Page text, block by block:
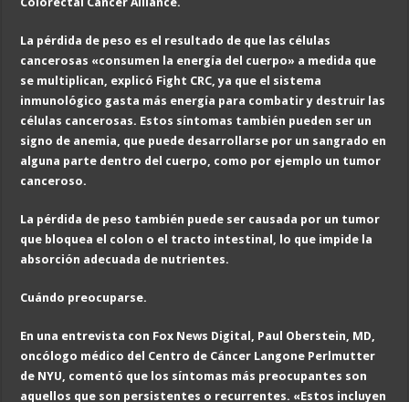
La pérdida de peso es el resultado de que las células
cancerosas «consumen la energía del cuerpo» a medida que
se multiplican, explicó Fight CRC, ya que el sistema
inmunológico gasta más energía para combatir y destruir las
células cancerosas. Estos síntomas también pueden ser un
signo de anemia, que puede desarrollarse por un sangrado en
alguna parte dentro del cuerpo, como por ejemplo un tumor
canceroso.
La pérdida de peso también puede ser causada por un tumor
que bloquea el colon o el tracto intestinal, lo que impide la
absorción adecuada de nutrientes.
Cuándo preocuparse.
En una entrevista con Fox News Digital, Paul Oberstein, MD,
oncólogo médico del Centro de Cáncer Langone Perlmutter
de NYU, comentó que los síntomas más preocupantes son
aquellos que son persistentes o recurrentes. «Estos incluyen